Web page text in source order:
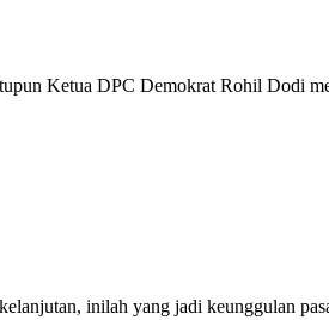
Ketua DPC Demokrat Rohil Dodi
inilah yang jadi keunggulan